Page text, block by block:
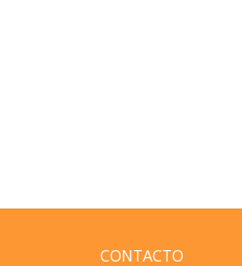
CONTACTO